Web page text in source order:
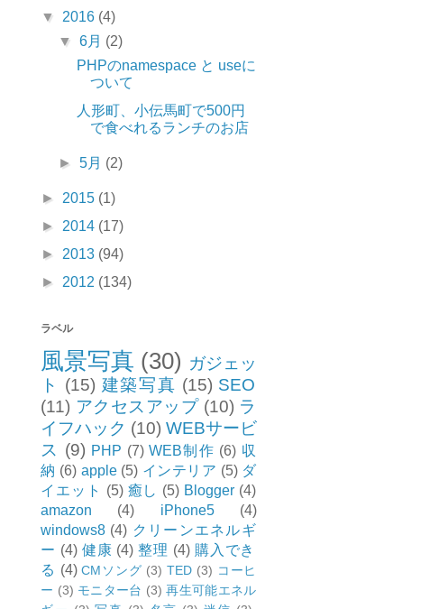
▼ 2016 (4)
▼6月 (2)
PHPのnamespace と useに
ついて
人形町、小伝馬町で500円
で食べれるランチのお店
►5月 (2)
► 2015 (1)
► 2014 (17)
► 2013 (94)
► 2012 (134)
ラベル
風景写真 (30) ガジェッ
ト
(15) 建築写真 (15) SEO
(11) アクセスアップ (10) ラ
イフハック (10) WEBサービ
ス (9) PHP (7) WEB制作 (6) 収
納 (6) apple (5) インテリア (5) ダ
イエット
(5) 癒し (5) Blogger (4)
amazon
(4) iPhone5
(4)
windows8 (4) クリーンエネルギ
ー (4) 健康 (4) 整理 (4) 購入でき
る (4) CMソング (3) TED (3) コーヒ
ー (3) モニター台 (3) 再生可能エネル